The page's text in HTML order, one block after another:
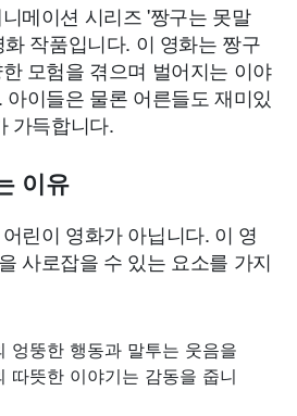
메이션 시리즈 '짱구는 못말
작품입니다. 이 영화는 짱구
모험을 겪으며 벌어지는 이야
이들은 물론 어른들도 재미있
가득합니다.
이유
린이 영화가 아닙니다. 이 영
사로잡을 수 있는 요소를 가지
엉뚱한 행동과 말투는 웃음을
따뜻한 이야기는 감동을 줍니